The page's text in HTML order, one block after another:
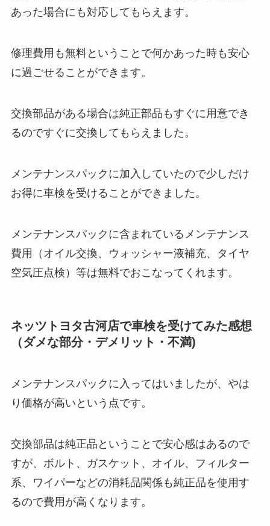
あった場合にも対応してもらえます。
修理費用も無料ということで何かあった時も安心
に過ごせることができます。
交換部品がある場合は純正部品もすぐに用意でき
るのですぐに交換してもらえました。
メンテナンスパックに加入していたので少しだけ
お得に車検を受けることができました。
メンテナンスパックに含まれているメンテナンス
費用（オイル交換、ウォッシャー液補充、タイヤ
空気圧点検）等は無料でおこなってくれます。
ネッツトヨタ古河店で車検を受けてみた感想
（ダメな部分・デメリット・不満)
メンテナンスパックに入ってはいましたが、やは
り価格が高いという点です。
交換部品は純正品ということで安心感はあるので
すが、ボルト、ガスケット、オイル、フィルター
系、ワイパーなどの消耗品関係も純正品を使用す
るので費用が高くなります。